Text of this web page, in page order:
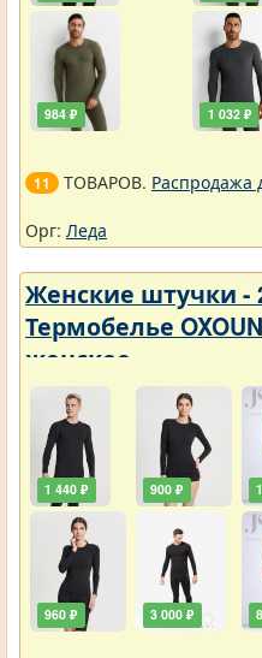
984 ₽ 1 032 ₽
11 ТОВАРОВ. Распродажа
Орг: Леда
Женские штучки
Термобелье
женское
1 440 ₽
960 ₽
900 ₽
3 000 ₽